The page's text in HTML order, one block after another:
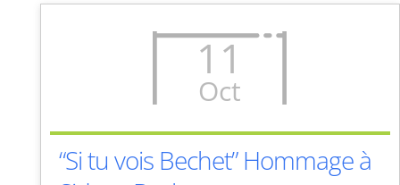
11
Oct
“Si tu vois Bechet” Hommage à